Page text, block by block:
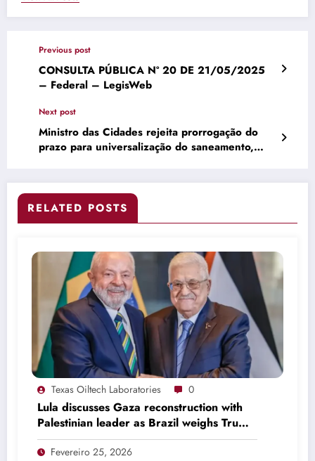
Previous post
CONSULTA PÚBLICA Nº 20 DE 21/05/2025
– Federal – LegisWeb
Next post
Ministro das Cidades rejeita prorrogação do
prazo para universalização do saneamento,
RELATED POSTS
Texas Oiltech Laboratories 0
Lula discusses Gaza reconstruction with
Palestinian leader as Brazil weighs Trump
invitation
Fevereiro 25, 2026